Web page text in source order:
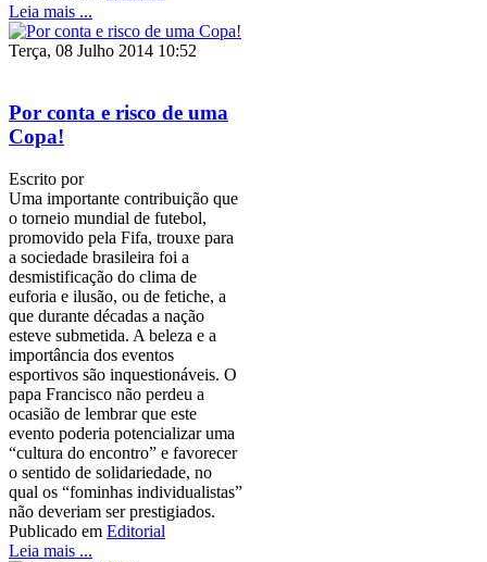
Leia mais ...
Terça, 08 Julho 2014 10:52
Por conta e risco de uma
Copa!
Escrito por
Uma importante contribuição que
o torneio mundial de futebol,
promovido pela Fifa, trouxe para
a sociedade brasileira foi a
desmistificação do clima de
euforia e ilusão, ou de fetiche, a
que durante décadas a nação
esteve submetida. A beleza e a
importância dos eventos
esportivos são inquestionáveis. O
papa Francisco não perdeu a
ocasião de lembrar que este
evento poderia potencializar uma
“cultura do encontro” e favorecer
o sentido de solidariedade, no
qual os “fominhas individualistas”
não deveriam ser prestigiados.
Publicado em Editorial
Leia mais ...